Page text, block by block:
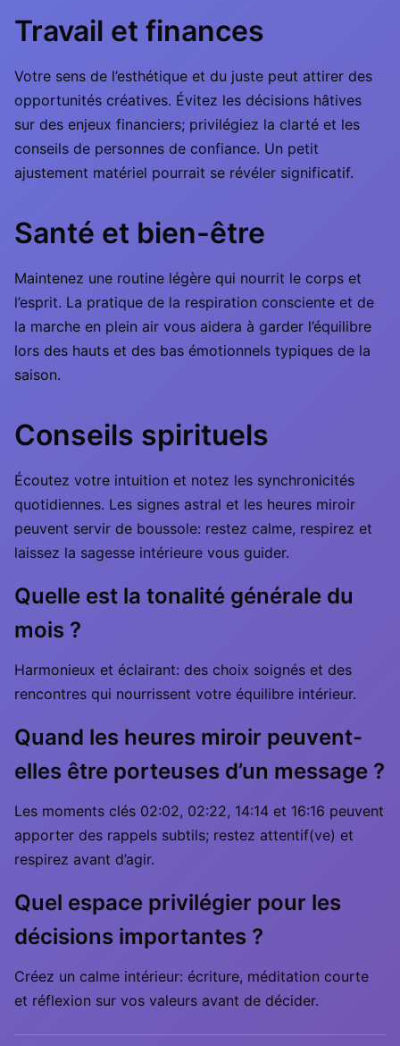
Travail et finances
Votre sens de l’esthétique et du juste peut attirer des
opportunités créatives. Évitez les décisions hâtives
sur des enjeux financiers; privilégiez la clarté et les
conseils de personnes de confiance. Un petit
ajustement matériel pourrait se révéler significatif.
Santé et bien-être
Maintenez une routine légère qui nourrit le corps et
l’esprit. La pratique de la respiration consciente et de
la marche en plein air vous aidera à garder l’équilibre
lors des hauts et des bas émotionnels typiques de la
saison.
Conseils spirituels
Écoutez votre intuition et notez les synchronicités
quotidiennes. Les signes astral et les heures miroir
peuvent servir de boussole: restez calme, respirez et
laissez la sagesse intérieure vous guider.
Quelle est la tonalité générale du
mois ?
Harmonieux et éclairant: des choix soignés et des
rencontres qui nourrissent votre équilibre intérieur.
Quand les heures miroir peuvent-
elles être porteuses d’un message ?
Les moments clés 02:02, 02:22, 14:14 et 16:16 peuvent
apporter des rappels subtils; restez attentif(ve) et
respirez avant d’agir.
Quel espace privilégier pour les
décisions importantes ?
Créez un calme intérieur: écriture, méditation courte
et réflexion sur vos valeurs avant de décider.